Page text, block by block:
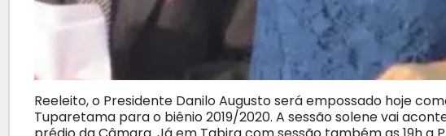
Reeleito, o Presidente Danilo Augusto será empossado hoje
Tuparetama para o biênio 2019/2020. A sessão solene vai